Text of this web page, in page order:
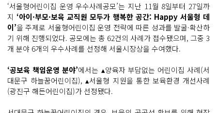
‘서울형어린이집 운영 우수사례공모’는 지난 11월 8일부터 27일까
지 ‘아이·부모·보육 교직원 모두가 행복한 공간: Happy 서울형 데
이’을 주제로 서울형어린이집 운영 전략에 따른 성과를 발굴·확산하
기 위해 진행되었다. 공모에는 총 62건의 사례가 접수됐으며, 그중 3
개 분야 6개의 우수사례를 선정해 서울시장상을 수여했다.
‘공보육 책임운영 분야’에서는 ▴양육자 부담없는 어린이집 사례(서
대문구 하늘꿈어린이집), ▴서울형 지원을 통한 보육환경 개선사례
(광진구 해든어린이집)가 선정됐다.